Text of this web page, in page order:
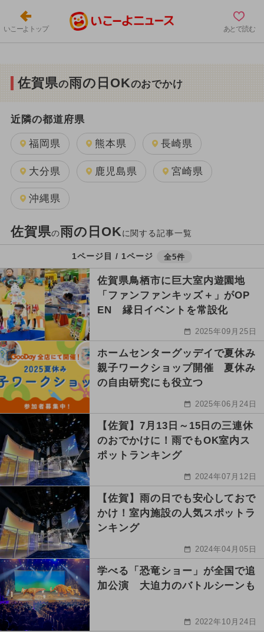
いこーよトップ あとで読む
佐賀県の雨の日OKのおでかけ
近隣の都道府県
福岡県 熊本県 長崎県
大分県 鹿児島県 宮崎県
沖縄県
佐賀県の雨の日OKに関する記事一覧
1ページ目 / 1ページ 全5件
佐賀県鳥栖市に巨大室内遊園地
「ファンファンキッズ＋」がOP
EN 縁日イベントを常設化
2025年09月25日
ホームセンターグッデイで夏休み
親子ワークショップ開催 夏休み
の自由研究にも役立つ
2025年06月24日
【佐賀】7月13日～15日の三連休
のおでかけに！雨でもOK室内ス
ポットランキング
2024年07月12日
【佐賀】雨の日でも安心しておで
かけ！室内施設の人気スポットラ
ンキング
2024年04月05日
学べる「恐竜ショー」が全国で追
加公演 大迫力のバトルシーンも
2022年10月24日